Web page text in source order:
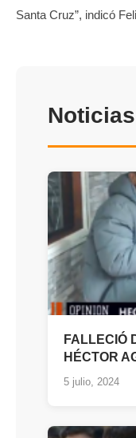
Santa Cruz”, indicó
FALLECIÓ
HÉCTOR
5 julio, 2024